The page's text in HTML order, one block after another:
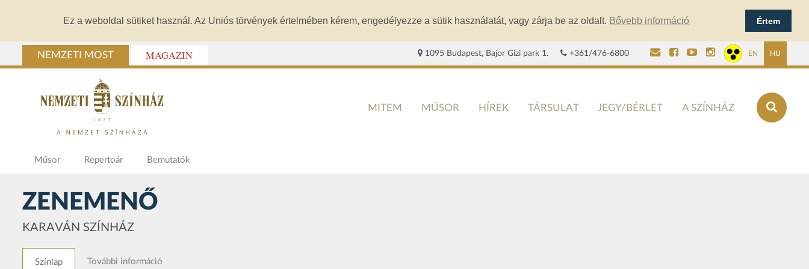
Ez a weboldal sütiket használ. Az Uniós törvények értelmében kérem, engedélyezze a sütik használatát, vagy zárja be az oldalt. Bővebb információ Értem
NEMZETI MOST MAGAZIN 1095 Budapest, Bajor Gizi park 1. +361/476-6800 EN HU
MITEM MŰSOR HÍREK TÁRSULAT JEGY/BÉRLET A SZÍNHÁZ
Műsor Repertoár Bemutatók
ZENEMENŐ
KARAVÁN SZÍNHÁZ
Színlap További információ